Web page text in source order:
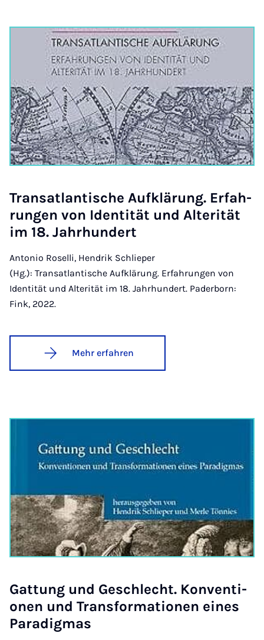
Trans­at­lan­ti­sche Auf­klä­rung. Er­fah­
run­gen von Iden­ti­tät und Al­te­ri­tät
im 18. Jahr­hun­dert
Antonio Roselli, Hendrik Schlieper
(Hg.): Transatlantische Aufklärung. Erfahrungen von
Identität und Alterität im 18. Jahrhundert. Paderborn:
Fink, 2022.
Mehr erfahren
Gat­tung und Ge­schlecht. Kon­ven­ti­
o­nen und Trans­for­ma­ti­o­nen ei­nes
Pa­ra­dig­mas